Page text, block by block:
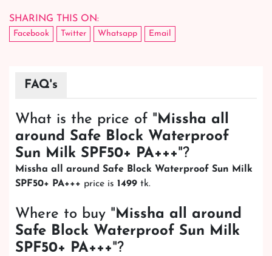
SHARING THIS ON:
Facebook Twitter Whatsapp Email
FAQ's
What is the price of " Missha all
around Safe Block Waterproof
Sun Milk SPF50+ PA+++"?
Missha all around Safe Block Waterproof Sun Milk
SPF50+ PA+++ price is 1499 tk.
Where to buy " Missha all around
Safe Block Waterproof Sun Milk
SPF50+ PA+++"?